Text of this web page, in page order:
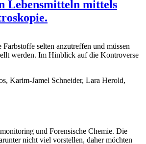
Lebensmitteln mittels
selten anzutreffen und müssen
werden. Im Hinblick auf die Kontroverse
Karim-Jamel Schneider, Lara Herold,
und Forensische Chemie. Die
nicht viel vorstellen, daher möchten